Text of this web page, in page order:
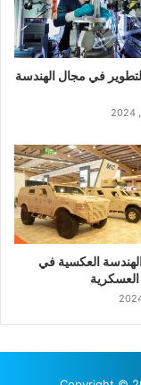
في مجال الهندسة
العكسية في